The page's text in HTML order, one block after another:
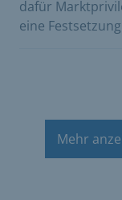
dafür
eine
Mehr